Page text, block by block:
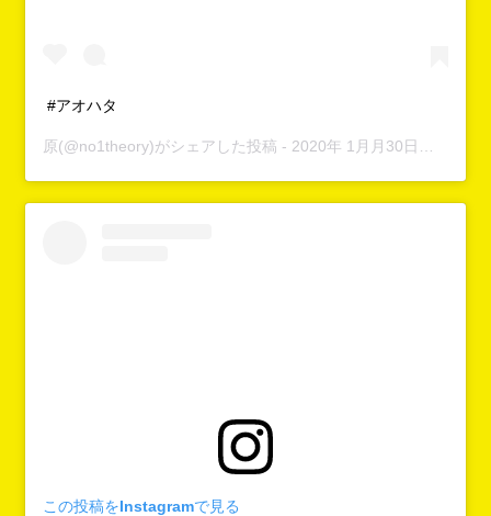
#アオハタ
原(@no1theory)がシェアした投稿 - 2020年 1月月30日午後12時02分PST
この投稿をInstagramで見る